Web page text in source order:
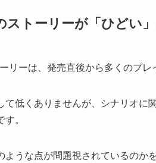
トーリーが「ひどい
リーは、発売直後から多くのプレ
て低くありませんが、シナリオに
。
ような点が問題視されているのか